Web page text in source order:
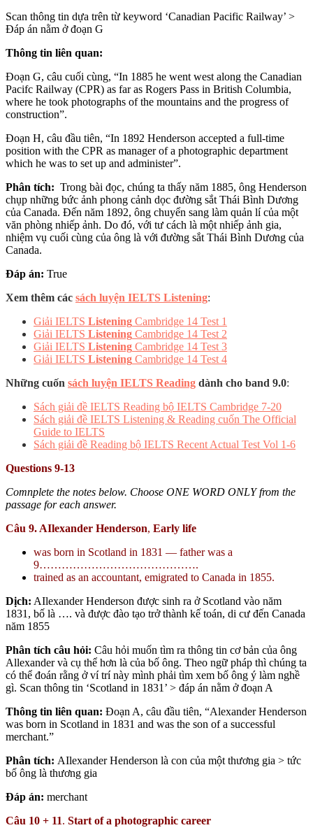
Scan thông tin dựa trên từ keyword ‘Canadian Pacific Railway’ >
Đáp án nằm ở đoạn G
Thông tin liên quan:
Đoạn G, câu cuối cùng, “In 1885 he went west along the Canadian
Pacifc Railway (CPR) as far as Rogers Pass in British Columbia,
where he took photographs of the mountains and the progress of
construction”.
Đoạn H, câu đầu tiên, “In 1892 Henderson accepted a full-time
position with the CPR as manager of a photographic department
which he was to set up and administer”.
Phân tích: Trong bài đọc, chúng ta thấy năm 1885, ông Henderson
chụp những bức ảnh phong cảnh dọc đường sắt Thái Bình Dương
của Canada. Đến năm 1892, ông chuyển sang làm quản lí của một
văn phòng nhiếp ảnh. Do đó, với tư cách là một nhiếp ảnh gia,
nhiệm vụ cuối cùng của ông là với đường sắt Thái Bình Dương của
Canada.
Đáp án: True
Xem thêm các sách luyện IELTS Listening:
Giải IELTS Listening Cambridge 14 Test 1
Giải IELTS Listening Cambridge 14 Test 2
Giải IELTS Listening Cambridge 14 Test 3
Giải IELTS Listening Cambridge 14 Test 4
Những cuốn sách luyện IELTS Reading dành cho band 9.0:
Sách giải đề IELTS Reading bộ IELTS Cambridge 7-20
Sách giải đề IELTS Listening & Reading cuốn The Official
Guide to IELTS
Sách giải đề Reading bộ IELTS Recent Actual Test Vol 1-6
Questions 9-13
Comnplete the notes below. Choose ONE WORD ONLY from the
passage for each answer.
Câu 9. AIlexander Henderson, Early life
was born in Scotland in 1831 — father was a
9…………………………………….
trained as an accountant, emigrated to Canada in 1855.
Dịch: AIlexander Henderson được sinh ra ở Scotland vào năm
1831, bố là …. và được đào tạo trở thành kế toán, di cư đến Canada
năm 1855
Phân tích câu hỏi: Câu hỏi muốn tìm ra thông tin cơ bản của ông
Allexander và cụ thể hơn là của bố ông. Theo ngữ pháp thì chúng ta
có thể đoán rằng ở ví trí này mình phải tìm xem bố ông ý làm nghề
gì. Scan thông tin ‘Scotland in 1831’ > đáp án nằm ở đoạn A
Thông tin liên quan: Đoạn A, câu đầu tiên, “Alexander Henderson
was born in Scotland in 1831 and was the son of a successful
merchant.”
Phân tích: AIlexander Henderson là con của một thương gia > tức
bố ông là thương gia
Đáp án: merchant
Câu 10 + 11. Start of a photographic career